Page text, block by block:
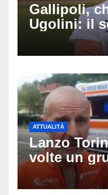
Gallipoli,
Ugolini: il
medico e
capitano, il
ATTUALITÀ
Lanzo
volte un
dopo una
73enne, il